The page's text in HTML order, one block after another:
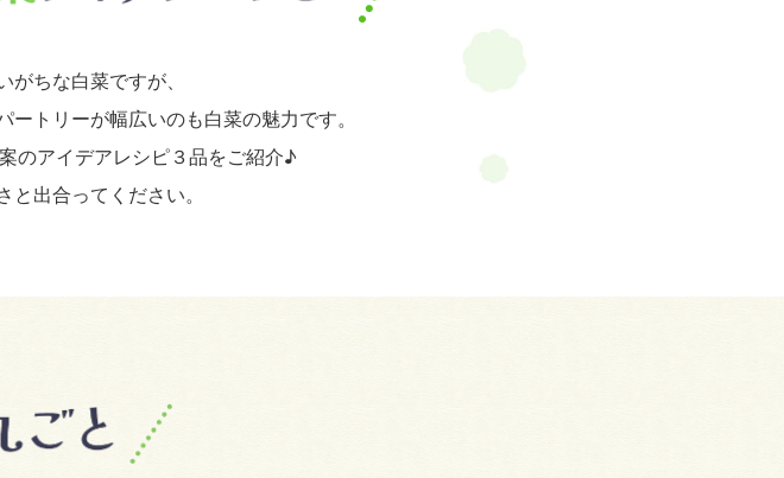
ちな白菜ですが、
トリーが幅広いのも白菜の魅力です。
のアイデアレシピ３品をご紹介♪
出合ってください。